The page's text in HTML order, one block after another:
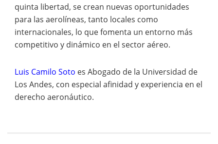
quinta libertad, se crean nuevas oportunidades
para las aerolíneas, tanto locales como
internacionales, lo que fomenta un entorno más
competitivo y dinámico en el sector aéreo.
Luis Camilo Soto es Abogado de la Universidad de
Los Andes, con especial afinidad y experiencia en el
derecho aeronáutico.